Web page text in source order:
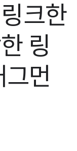
크한
링
먼